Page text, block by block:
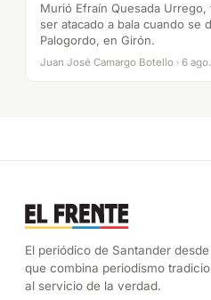
Murió Efraín Quesada
ser atacado a bala cuando se
Palogordo, en Girón.
Juan José Camargo Botello · 6 ago.
El periódico de Santander
que combina periodismo
al servicio de la verdad.